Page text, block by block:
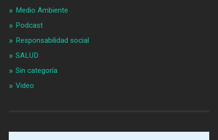
Medio Ambiente
Podcast
Responsabilidad social
SALUD
Sin categoría
Video